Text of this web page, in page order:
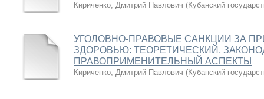
Кириченко, Дмитрий Павлович (Кубанский
УГОЛОВНО-ПРАВОВЫЕ САНКЦИИ ЗА
ЗДОРОВЬЮ: ТЕОРЕТИЧЕСКИЙ,
ПРАВОПРИМЕНИТЕЛЬНЫЙ АСПЕКТЫ
Кириченко, Дмитрий Павлович (Кубанский